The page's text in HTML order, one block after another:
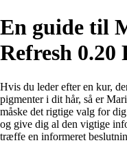
En guide til
Refresh
Hvis du leder efter en kur,
pigmenter i dit hår, så er
måske det rigtige valg for
og give dig al den vigtige
træffe en informeret